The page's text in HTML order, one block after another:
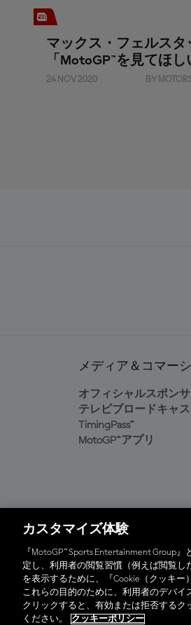
マックス・フェルスタ
「MotoGP™を見てほし
24 NOV 2020 BY
メディア＆コマー
オフィシャルスポン
テレビブロードキャス
TimingPass™
MotoGP™アプリ
オフィシャルアプリ
© 2026 MotoGP Sports
カスタマイズ体験
『MotoGP™ Sports Entertainment Group
定し、利用者の閲覧習慣（例えば閲覧
を表示するために、『Cookie（クッキー
これらの目的のために、利用者のデバ
クリックすると、有効または拒否する
ください。
クッキーポリシー